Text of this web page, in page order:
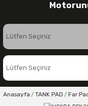
Anasayfa TANK PAD Far